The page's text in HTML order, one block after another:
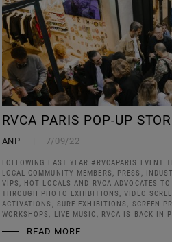
RVCA PARIS POP-UP
ANP 7/09/22
FOLLOWING LAST YEAR #RVCAPARIS EVENT
LOCAL COMMUNITY MEMBERS, PRESS,
VIPS, HOT LOCALS AND RVCA ADVOCATES
THROUGH PHOTO EXHIBITIONS, VIDEO
ACTIVATIONS, SURF EXHIBITIONS, SCREEN
WORKSHOPS, LIVE MUSIC, RVCA IS BACK IN
READ MORE